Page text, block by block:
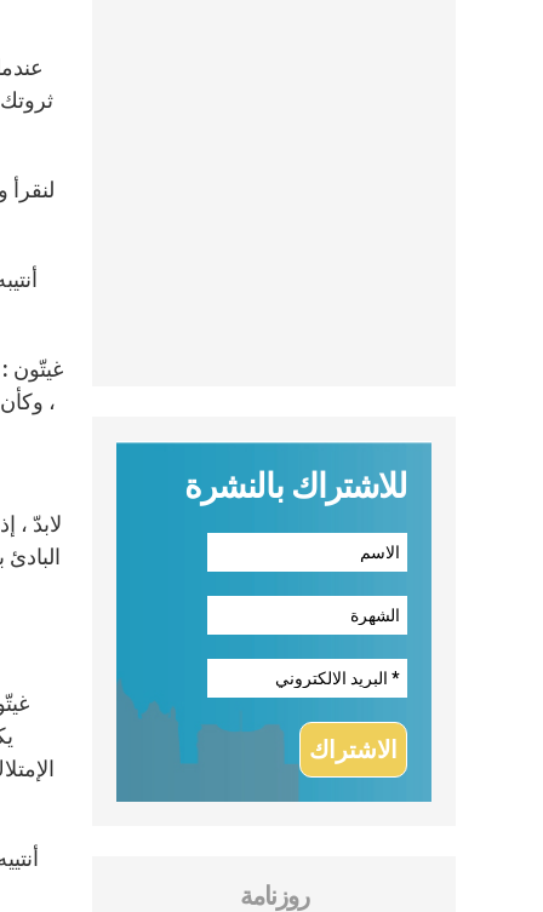
ثروتك
لابدّ
للاشتراك بالنشرة
روزنامة